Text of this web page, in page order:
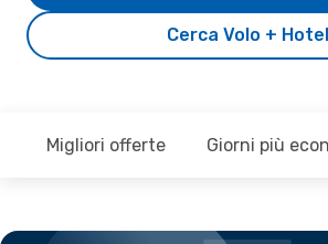
Cerca Volo + Hotel
Migliori offerte Giorni più